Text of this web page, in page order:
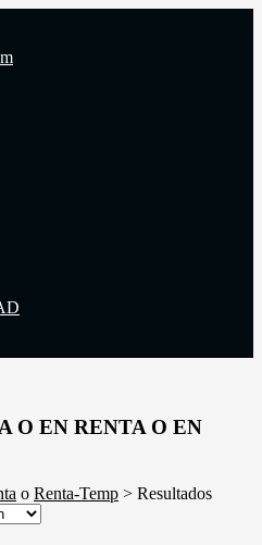
O EN RENTA O EN
o Renta-Temp > Resultados